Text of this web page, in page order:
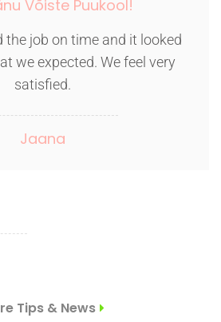
Võiste Puukool!
the job on time and it looked
we expected. We feel very
satisfied.
Jaana
Tips & News